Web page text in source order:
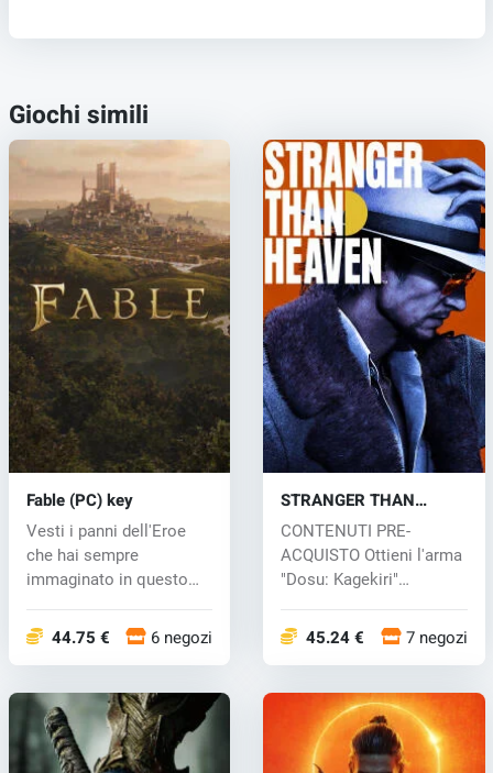
Giochi simili
Fable (PC) key
Vesti i panni dell'Eroe
che hai sempre
immaginato in questo
44.75 € 6 negozi
STRANGER THAN
HEAVEN (PC) key
CONTENUTI PRE-
ACQUISTO Ottieni l'arma
"Dosu: Kagekiri"
45.24 € 7 negozi